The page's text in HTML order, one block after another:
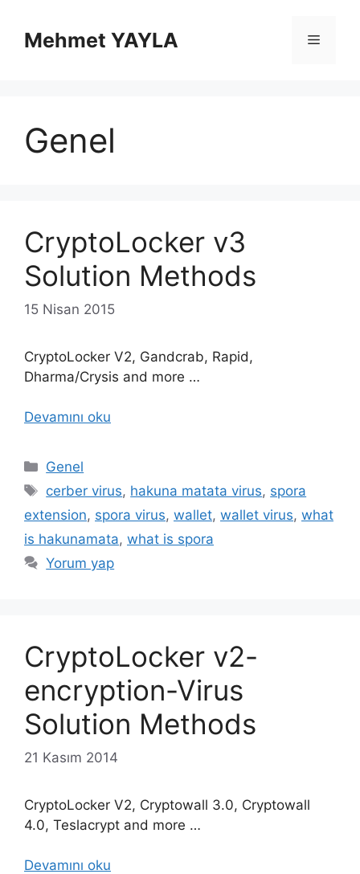
Mehmet YAYLA Menü
Genel
CryptoLocker v3
Solution Methods
15 Nisan 2015
CryptoLocker V2, Gandcrab, Rapid,
Dharma/Crysis and more …
Devamını oku
Kategoriler
Genel
Etiketler
cerber virus, hakuna matata virus, spora
extension, spora virus, wallet, wallet virus, what
is hakunamata, what is spora
Yorum yap
CryptoLocker v2-
encryption-Virus
Solution Methods
21 Kasım 2014
CryptoLocker V2, Cryptowall 3.0, Cryptowall
4.0, Teslacrypt and more …
Devamını oku